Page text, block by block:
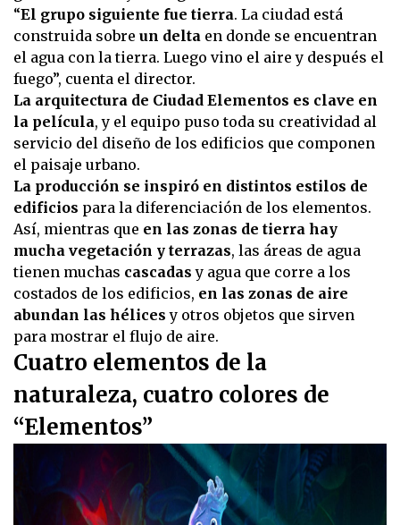
“El grupo siguiente fue tierra. La ciudad está
construida sobre un delta en donde se encuentran
el agua con la tierra. Luego vino el aire y después el
fuego”, cuenta el director.
La arquitectura de Ciudad Elementos es clave en
la película, y el equipo puso toda su creatividad al
servicio del diseño de los edificios que componen
el paisaje urbano.
La producción se inspiró en distintos estilos de
edificios para la diferenciación de los elementos.
Así, mientras que en las zonas de tierra hay
mucha vegetación y terrazas, las áreas de agua
tienen muchas cascadas y agua que corre a los
costados de los edificios, en las zonas de aire
abundan las hélicesy otros objetos que sirven
para mostrar el flujo de aire.
Cuatro elementos de la
naturaleza, cuatro colores de
“Elementos”